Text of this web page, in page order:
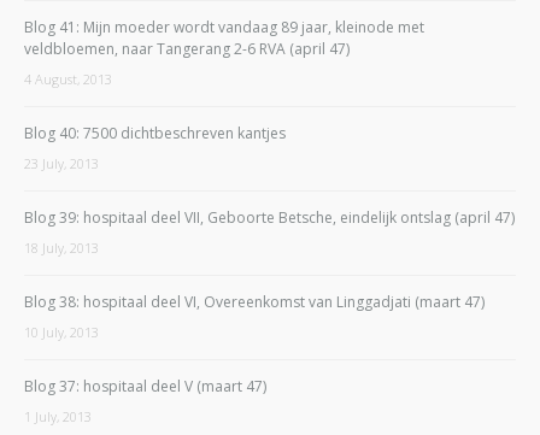
Blog 41: Mijn moeder wordt vandaag 89 jaar, kleinode met
veldbloemen, naar Tangerang 2-6 RVA (april 47)
4 August, 2013
Blog 40: 7500 dichtbeschreven kantjes
23 July, 2013
Blog 39: hospitaal deel VII, Geboorte Betsche, eindelijk ontslag (april 47)
18 July, 2013
Blog 38: hospitaal deel VI, Overeenkomst van Linggadjati (maart 47)
10 July, 2013
Blog 37: hospitaal deel V (maart 47)
1 July, 2013